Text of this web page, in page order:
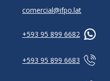
comercial@ifpo.lat
+593 95 899 6682
+593 95 899 6683